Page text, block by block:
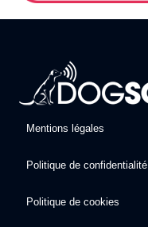
Mentions légales
Politique de confidentialité
Politique de cookies